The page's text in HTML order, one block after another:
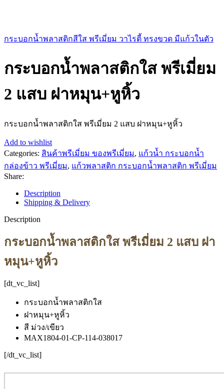
กระบอกน้ำพลาสติกสีใส พรีเมี่ยม วาไรตี้ ทรงขวด มีแก้วในตัว
กระบอกน้ำพลาสติกใส พรีเมี่ยม
2 แสบ ฝาหมุน+หูหิ้ว
กระบอกน้ำพลาสติกใส พรีเมี่ยม 2 แสบ ฝาหมุน+หูหิ้ว
Add to wishlist
Categories: สินค้าพรีเมี่ยม ของพรีเมี่ยม, แก้วน้ำ กระบอกน้ำ
กล่องข้าว พรีเมี่ยม, แก้วพลาสติก กระบอกน้ำพลาสติก พรีเมี่ยม
Share:
Description
Shipping & Delivery
Description
กระบอกน้ำพลาสติกใส พรีเมี่ยม 2 แสบ ฝา
หมุน+หูหิ้ว
[dt_vc_list]
กระบอกน้ำพลาสติกใส
ฝาหมุน+หูหิ้ว
สี ม่วง/เขียว
MAX1804-01-CP-114-038017
[/dt_vc_list]